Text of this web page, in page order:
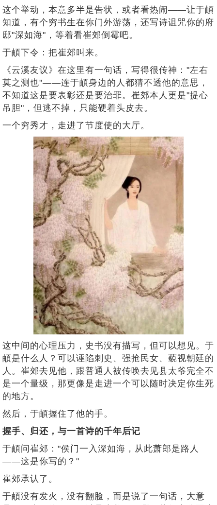
这个举动，本意多半是告状，或者看热闹——让于頔
知道，有个穷书生在你门外游荡，还写诗诅咒你的府
邸"深如海"，等着看崔郊倒霉吧。
于頔下令：把崔郊叫来。
《云溪友议》在这里有一句话，写得很传神："左右
莫之测也"——连于頔身边的人都猜不透他的意思，
不知道这是要表彰还是要治罪。崔郊本人更是"提心
吊胆"，但逃不掉，只能硬着头皮去。
一个穷秀才，走进了节度使的大厅。
这中间的心理压力，史书没有描写，但可以想见。于
頔是什么人？可以诬陷刺史、强抢民女、藐视朝廷的
人。崔郊去见他，跟普通人被传唤去见县太爷完全不
是一个量级，那更像是走进一个可以随时决定你生死
的地方。
然后，于頔握住了他的手。
握手、归还，与一首诗的千年后记
于頔问崔郊："侯门一入深如海，从此萧郎是路人
——这是你写的？"
崔郊承认了。
于頔没有发火，没有翻脸，而是说了一句话，大意